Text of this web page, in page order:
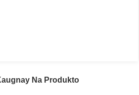
Na Produkto